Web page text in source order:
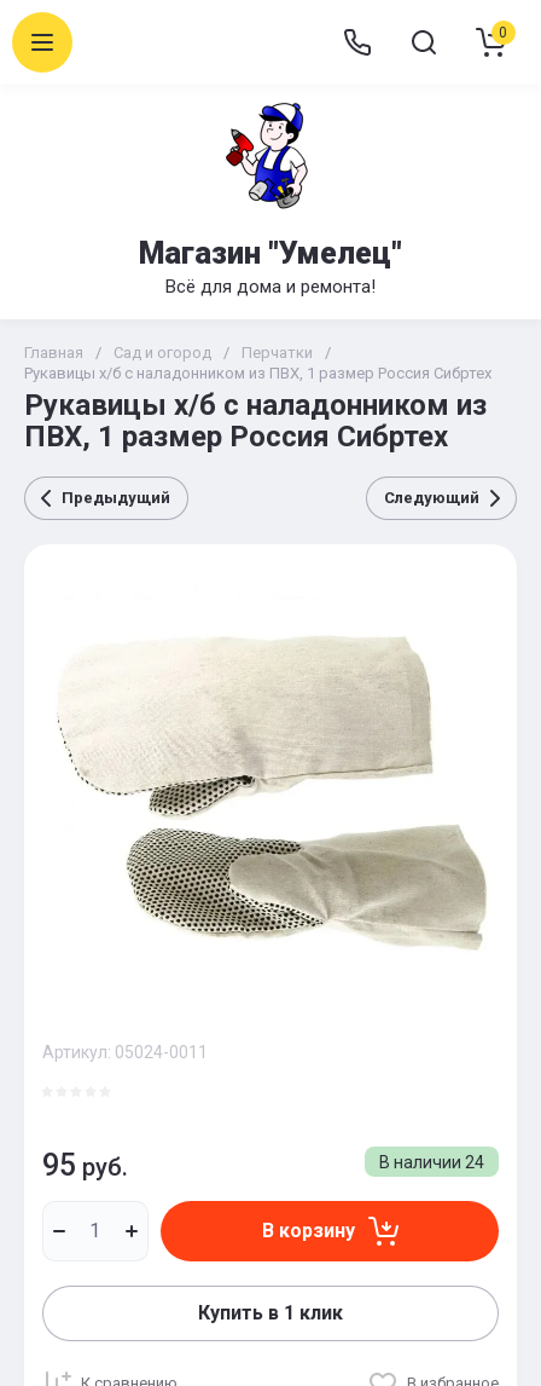
Магазин "Умелец"
Всё для дома и ремонта!
0
Главная / Сад и огород / Перчатки
/
Рукавицы х/б с наладонником из ПВХ, 1 размер Россия Сибртех
Рукавицы х/б с наладонником из
ПВХ, 1 размер Россия Сибртех
Предыдущий Следующий
Артикул: 05024-0011
В наличии 24
95 руб.
В корзину
Купить в 1 клик